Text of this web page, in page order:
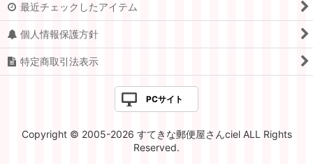
ポーランド
イタリア
ルーマニア
最近チェックしたアイテム
個人情報保護方針
特定商取引法表示
PCサイト
Copyright © 2005-2026 すてきな郵便屋さんciel ALL Rights
Reserved.